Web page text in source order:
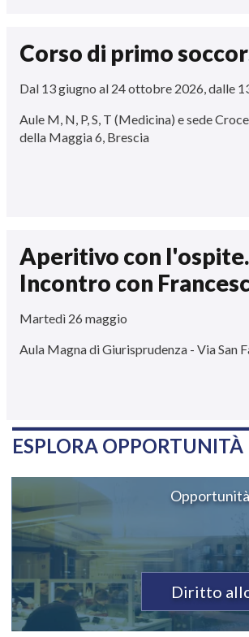
Corso di primo
Dal 13 giugno al 24 ottobre 2026, dalle
Aule M, N, P, S, T (Medicina) e sede
della Maggia 6, Brescia
Aperitivo con l'ospite.
Incontro con
Martedì 26 maggio
Aula Magna di Giurisprudenza - Via San
ESPLORA OPPORTUNITÀ
Diritto